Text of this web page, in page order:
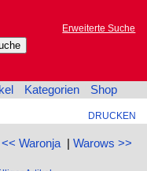
Erweiterte Suche
Kategorien Shop
DRUCKEN
<< Waronja| Warows >>